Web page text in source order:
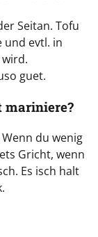
Seitan. Tofu
evtl. in
guet.
mariniere?
du wenig
Gricht, wenn
Es isch halt